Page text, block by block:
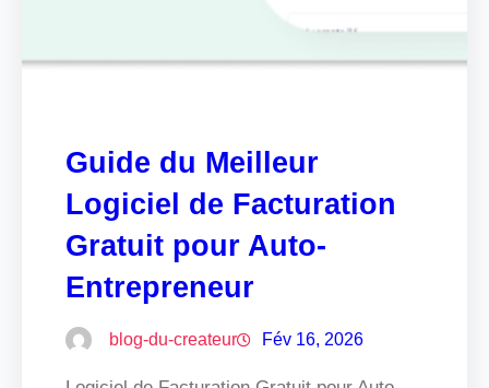
Guide du Meilleur
Logiciel de Facturation
Gratuit pour Auto-
Entrepreneur
blog-du-createur Fév 16, 2026